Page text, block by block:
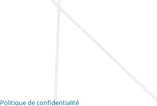
Politique de confidentialité